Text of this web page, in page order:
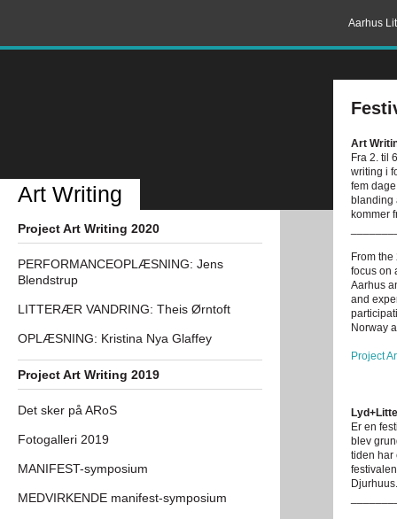
Aarhus
Art
Fra 2. til
writing i
fem
blanding
kommer
From
focus on
Aarhus
and
Norway
Project
Er en
blev
tiden har
Djurhuus.
Art Writing
Project Art Writing 2020
PERFORMANCEOPLÆSNING: Jens
Blendstrup
LITTERÆR VANDRING: Theis Ørntoft
OPLÆSNING: Kristina Nya Glaffey
Project Art Writing 2019
Det sker på ARoS
Fotogalleri 2019
MANIFEST-symposium
MEDVIRKENDE manifest-symposium